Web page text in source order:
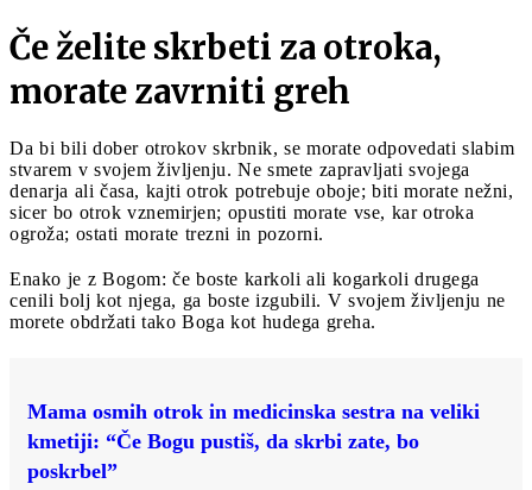
Če želite skrbeti za otroka,
morate zavrniti greh
Da bi bili dober otrokov skrbnik, se morate odpovedati slabim
stvarem v svojem življenju. Ne smete zapravljati svojega
denarja ali časa, kajti otrok potrebuje oboje; biti morate nežni,
sicer bo otrok vznemirjen; opustiti morate vse, kar otroka
ogroža; ostati morate trezni in pozorni.
Enako je z Bogom: če boste karkoli ali kogarkoli drugega
cenili bolj kot njega, ga boste izgubili. V svojem življenju ne
morete obdržati tako Boga kot hudega greha.
Mama osmih otrok in medicinska sestra na veliki
kmetiji: “Če Bogu pustiš, da skrbi zate, bo
poskrbel”